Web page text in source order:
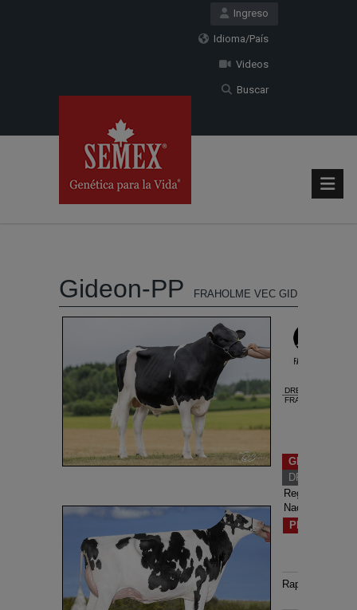
Ingreso
Idioma/País
Videos
Buscar